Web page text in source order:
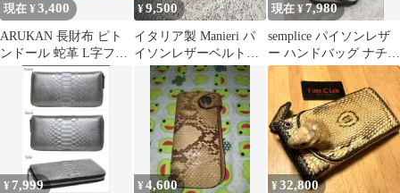
現在 ¥3,400
ARUKAN 長財布 ピト
ンドール 蛇革 L字ファ
スナー 日本製 ゴールド
¥9,500
イタリア製 Manieri パ
イソンレザーベルト
95/110 Y2K 蛇革
現在 ¥ 7,980
semplice パイソンレザ
ー ハンドバッグ ナチュ
ラル 本革 蛇革
¥ 7,999 ¥4,600 ¥32,800